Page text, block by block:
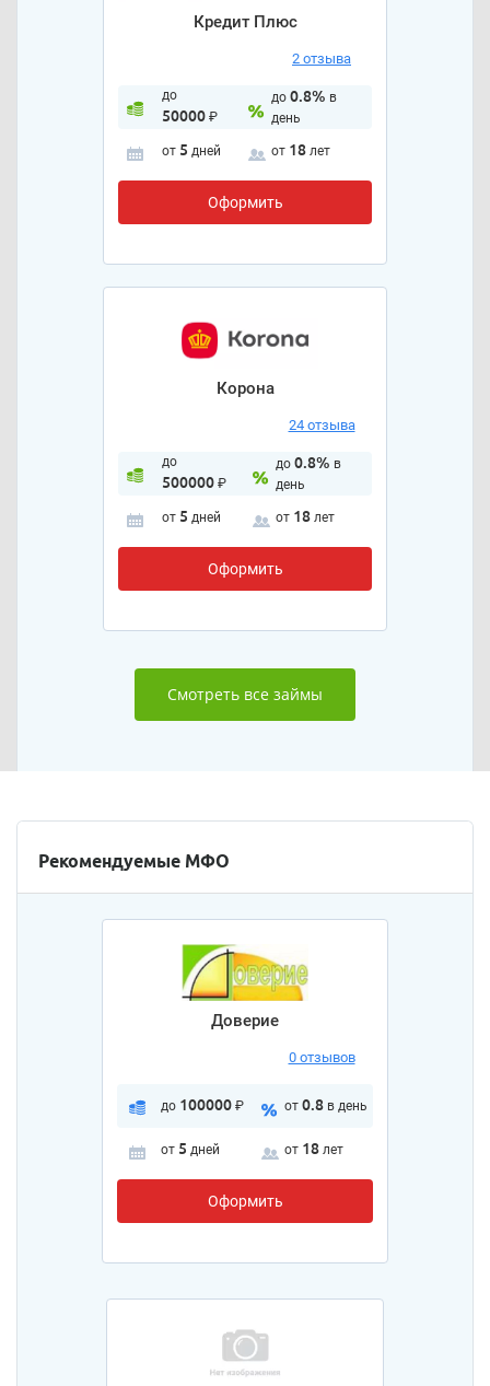
Кредит Плюс
2 отзыва
до
50000₽
до 0.8% в
день
от 5 дней от 18 лет
Оформить
Корона
24 отзыва
до
500000₽
до 0.8% в
день
от 5 дней от 18 лет
Оформить
Смотреть все займы
Рекомендуемые МФО
Доверие
0 отзывов
до 100000 ₽ от 0.8 в день
от 5 дней от 18 лет
Оформить